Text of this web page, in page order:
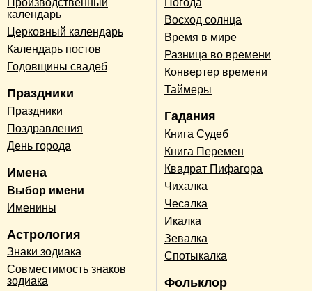
Производственный
календарь
Церковный календарь
Календарь постов
Годовщины свадеб
Праздники
Праздники
Поздравления
День города
Имена
Выбор имени
Именины
Астрология
Знаки зодиака
Совместимость знаков
зодиака
Погода
Восход солнца
Время в мире
Разница во времени
Конвертер времени
Таймеры
Гадания
Книга Судеб
Книга Перемен
Квадрат Пифагора
Чихалка
Чесалка
Икалка
Зевалка
Спотыкалка
Фольклор